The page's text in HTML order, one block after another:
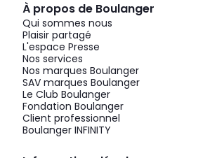
À propos de Boulanger
Qui sommes nous
Plaisir partagé
L'espace Presse
Nos services
Nos marques Boulanger
SAV marques Boulanger
Le Club Boulanger
Fondation Boulanger
Client professionnel
Boulanger INFINITY